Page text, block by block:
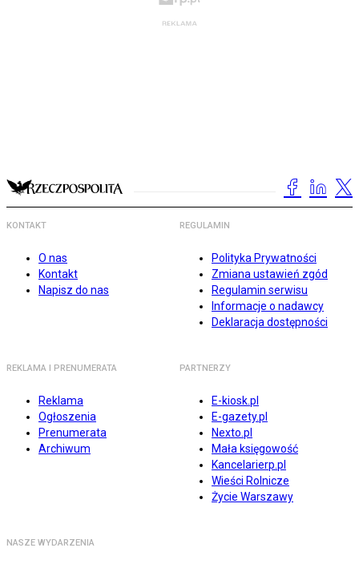
KONTAKT
O nas
Kontakt
Napisz do nas
REGULAMIN
Polityka Prywatności
Zmiana ustawień zgód
Regulamin serwisu
Informacje o nadawcy
Deklaracja dostępności
REKLAMA I PRENUMERATA
Reklama
Ogłoszenia
Prenumerata
Archiwum
PARTNERZY
E-kiosk.pl
E-gazety.pl
Nexto.pl
Mała księgowość
Kancelarierp.pl
Wieści Rolnicze
Życie Warszawy
NASZE WYDARZENIA